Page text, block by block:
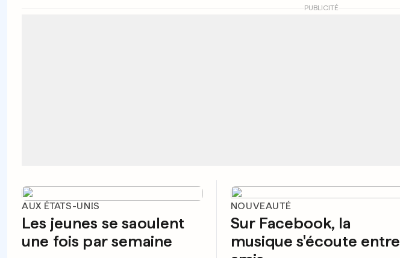
PUBLICITÉ
AUX ÉTATS-UNIS
Les jeunes se saoulent
une fois par semaine
NOUVEAUTÉ
Sur Facebook, la
musique s'écoute entre